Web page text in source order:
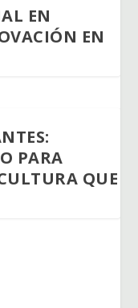
EN
EN
PARA
QUE